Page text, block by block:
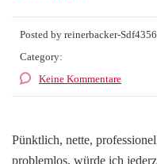
Posted by reinerbacker-
Category:
Keine Kommentare
Pünktlich, nette,
problemlos, würde ich